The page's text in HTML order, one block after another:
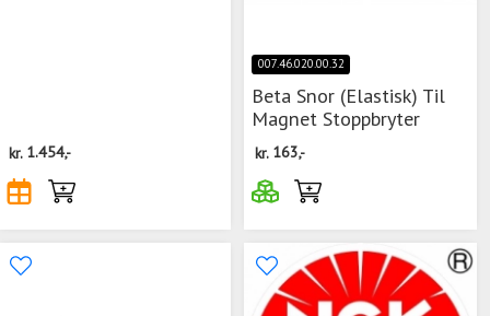
kr. 1.454,-
007.46.020.00.32
Beta Snor (Elastisk) Til
Magnet Stoppbryter
kr. 163,-